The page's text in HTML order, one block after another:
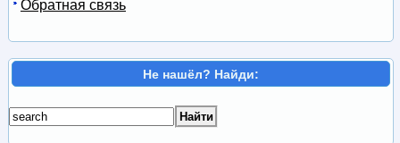
Обратная связь
Не нашёл? Найди: